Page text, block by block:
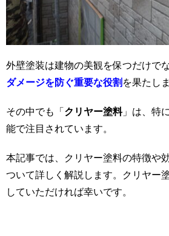
外壁塗装は建物の美観を保つだけで
ダメージを防ぐ重要な役割 を果たし
その中でも「 クリヤー塗料」は、特
能で注目されています。
本記事では、クリヤー塗料の特徴や
ついて詳しく解説します。クリヤー
していただければ幸いです。